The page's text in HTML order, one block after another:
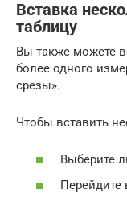
Вставка
таблицу
Вы также можете
более одного
срезы».
Чтобы вставить
Выберите
Перейдите